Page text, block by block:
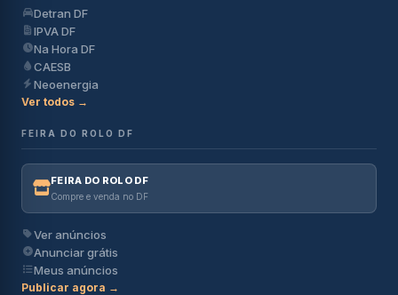
Detran DF
IPVA DF
Na Hora DF
CAESB
Neoenergia
Ver todos →
FEIRA DO ROLO DF
FEIRA DO ROLO DF
Compre e venda no DF
Ver anúncios
Anunciar grátis
Meus anúncios
Publicar agora →